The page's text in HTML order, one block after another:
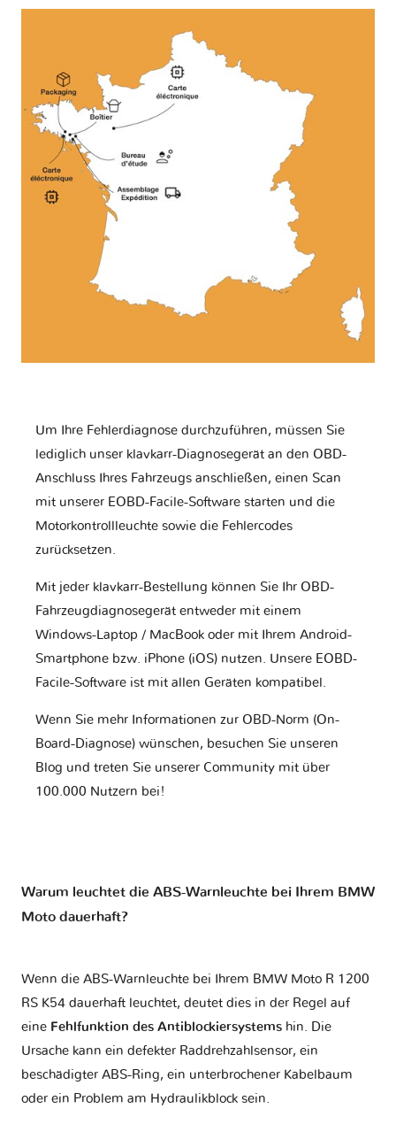
Um Ihre Fehlerdiagnose durchzuführen, müssen Sie
lediglich unser klavkarr-Diagnosegerät an den OBD-
Anschluss Ihres Fahrzeugs anschließen, einen Scan
mit unserer EOBD-Facile-Software starten und die
Motorkontrollleuchte sowie die Fehlercodes
zurücksetzen.
Mit jeder klavkarr-Bestellung können Sie Ihr OBD-
Fahrzeugdiagnosegerät entweder mit einem
Windows-Laptop / MacBook oder mit Ihrem Android-
Smartphone bzw. iPhone (iOS) nutzen. Unsere EOBD-
Facile-Software ist mit allen Geräten kompatibel.
Wenn Sie mehr Informationen zur OBD-Norm (On-
Board-Diagnose) wünschen, besuchen Sie unseren
Blog und treten Sie unserer Community mit über
100.000 Nutzern bei!
Warum leuchtet die ABS-Warnleuchte bei Ihrem BMW
Moto dauerhaft?
Wenn die ABS-Warnleuchte bei Ihrem BMW Moto R 1200
RS K54 dauerhaft leuchtet, deutet dies in der Regel auf
eine Fehlfunktion des Antiblockiersystems hin. Die
Ursache kann ein defekter Raddrehzahlsensor, ein
beschädigter ABS-Ring, ein unterbrochener Kabelbaum
oder ein Problem am Hydraulikblock sein.